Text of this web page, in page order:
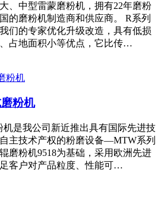
、中型雷蒙磨粉机，拥有22年磨粉
的磨粉机制造商和供应商。 R系列
们的专家优化升级改造，具有低损
占地面积小等优点，它比传…
粉机
是我公司新近推出具有国际先进技
主技术产权的粉磨设备—MTW系列
磨粉机9518为基础，采用欧洲先进
客户对产品粒度、性能可…